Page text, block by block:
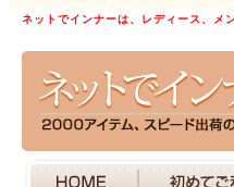
ネットでインナーは、レディース、メ